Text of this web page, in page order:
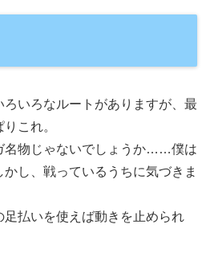
いろなルートがありますが、最
これ。
名物じゃないでしょうか……僕は
し、戦っているうちに気づきま
払いを使えば動きを止められ